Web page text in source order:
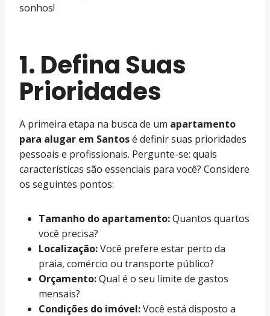
sonhos!
1. Defina Suas
Prioridades
A primeira etapa na busca de um apartamento
para alugar em Santosé definir suas prioridades
pessoais e profissionais. Pergunte-se: quais
características são essenciais para você? Considere
os seguintes pontos:
Tamanho do apartamento:Quantos quartos
você precisa?
Localização:Você prefere estar perto da
praia, comércio ou transporte público?
Orçamento:Qual é o seu limite de gastos
mensais?
Condições do imóvel:Você está disposto a